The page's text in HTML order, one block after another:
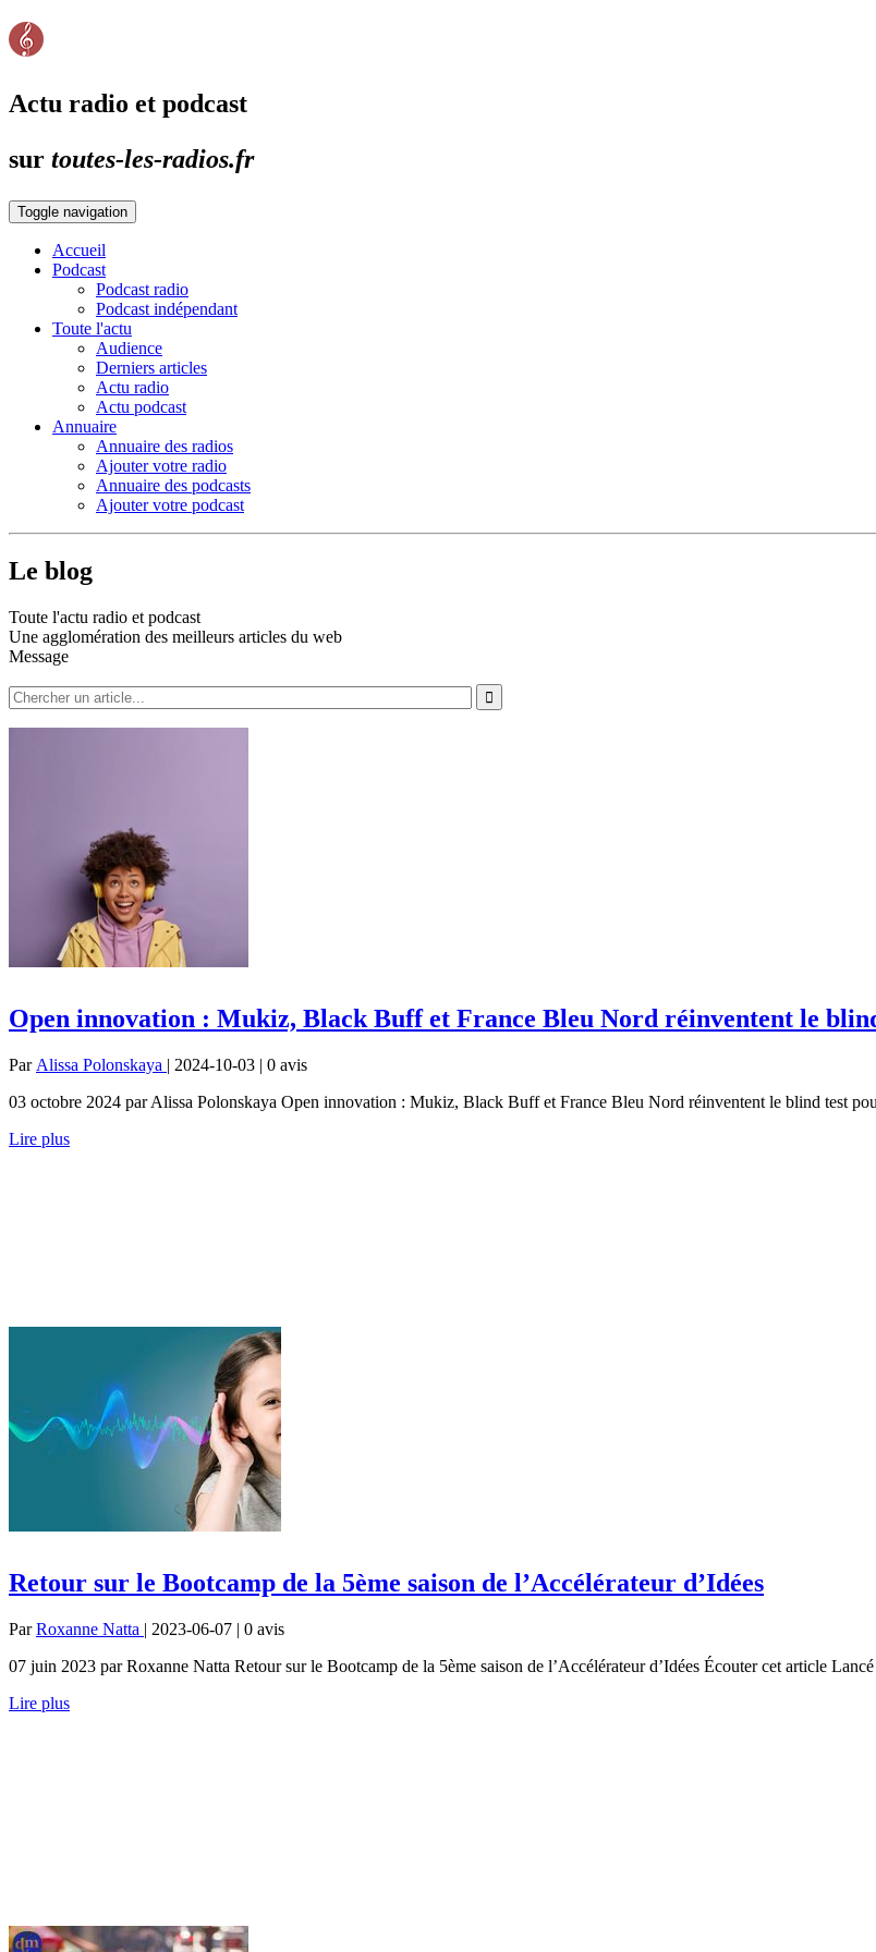
Actu radio et podcast
sur toutes-les-radios.fr
Toggle navigation
Accueil
Podcast
Podcast radio
Podcast indépendant
Toute l'actu
Audience
Derniers articles
Actu radio
Actu podcast
Annuaire
Annuaire des radios
Ajouter votre radio
Annuaire des podcasts
Ajouter votre podcast
Le blog
Toute l'actu radio et podcast
Une agglomération des meilleurs articles du web
Message
Open innovation : Mukiz, Black Buff et France Bleu Nord réinventent le
Par Alissa Polonskaya | 2024-10-03 | 0 avis
03 octobre 2024 par Alissa Polonskaya Open innovation : Mukiz, Black Buff et France Bleu Nord réinventent le blind test
Lire plus
Retour sur le Bootcamp de la 5ème saison de l’Accélérateur d’Idées
ParRoxanne Natta | 2023-06-07 | 0 avis
07 juin 2023 par Roxanne Natta Retour sur le Bootcamp de la 5ème saison de l’Accélérateur d’Idées Écouter cet article
Lire plus